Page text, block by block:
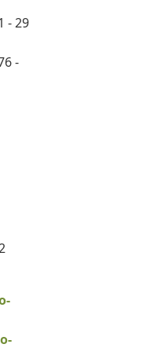
- 29
-